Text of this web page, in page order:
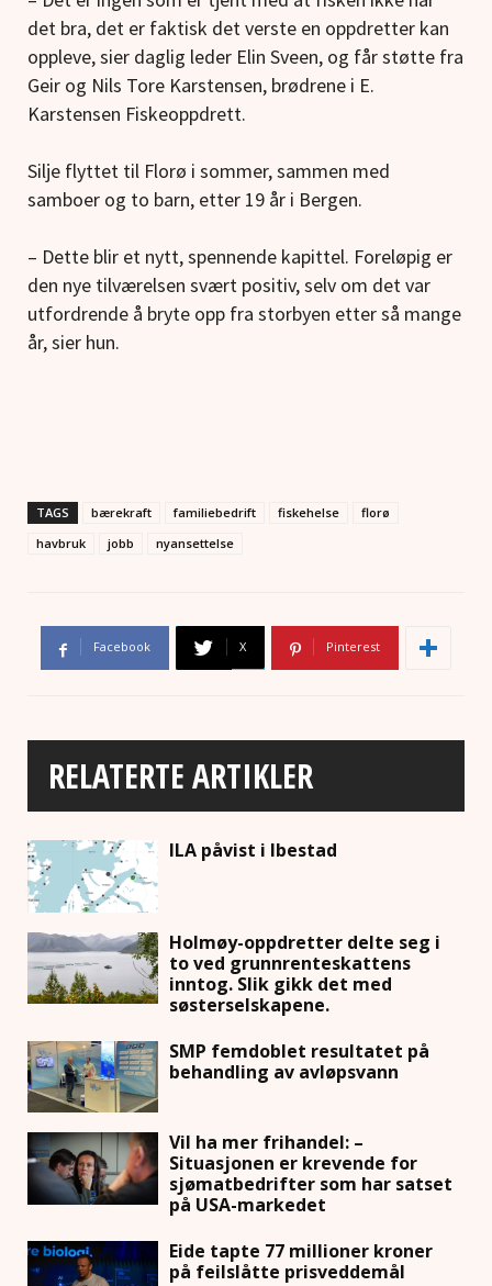
det bra, det er faktisk det verste en oppdretter kan
oppleve, sier daglig leder Elin Sveen, og får støtte fra
Geir og Nils Tore Karstensen, brødrene i E.
Karstensen Fiskeoppdrett.
Silje flyttet til Florø i sommer, sammen med
samboer og to barn, etter 19 år i Bergen.
– Dette blir et nytt, spennende kapittel. Foreløpig er
den nye tilværelsen svært positiv, selv om det var
utfordrende å bryte opp fra storbyen etter så mange
år, sier hun.
TAGS bærekraft familiebedrift fiskehelse
florø
havbruk
jobb nyansettelse
Facebook X Pinterest
RELATERTE ARTIKLER
ILA påvist i Ibestad
Holmøy-oppdretter delte seg i
to ved grunnrenteskattens
inntog. Slik gikk det med
søsterselskapene.
SMP femdoblet resultatet på
behandling av avløpsvann
Vil ha mer frihandel: –
Situasjonen er krevende for
sjømatbedrifter som har satset
på USA-markedet
Eide tapte 77 millioner kroner
på feilslåtte prisveddemål